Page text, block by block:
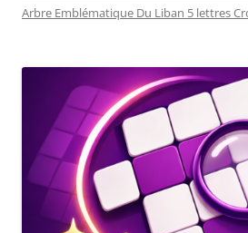
Arbre Emblématique Du Liban 5 lettres